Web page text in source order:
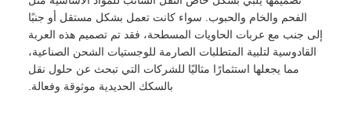
الفحم والخام والحبوب. سواء كانت تعمل بشكل مستقل أو جنبًا
إلى جنب مع عربات الحاويات المسطحة، فقد تم تصميم هذه العربة
القادوسية لتلبية المتطلبات الصارمة للوجستيات الشحن الصناعية،
مما يجعلها استثمارًا مثاليًا للشركات التي تبحث عن حلول نقل
بالسكك الحديدية موثوقة وفعالة.